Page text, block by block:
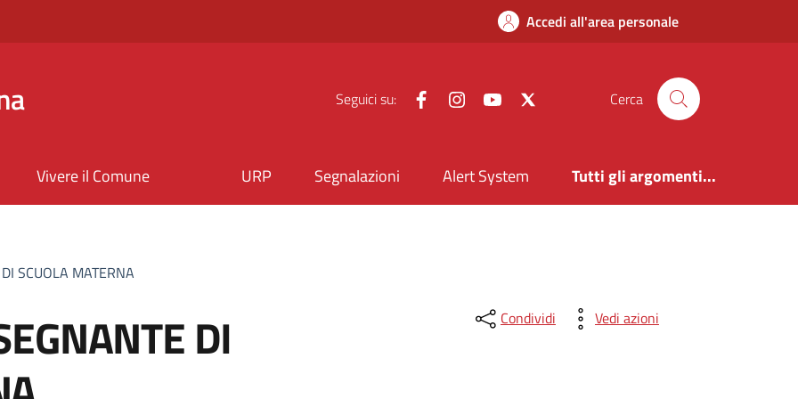
Accedi all'area personale
Seguici su: FacebookInstagramYouTube Cerca
Vivere il Comune URP Segnalazioni Alert System Tutti gli argomenti...
SCUOLA MATERNA
DI
Condividi Vedi azioni